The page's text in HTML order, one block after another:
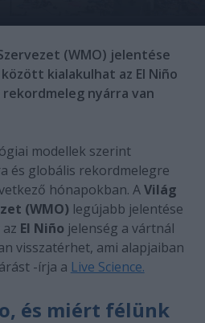
(WMO) jelentése
kialakulhat az El Niño
rekordmeleg nyárra van
modellek szerint
és globális rekordmelegre
hónapokban. AVilág
(WMO) legújabb jelentése
El Niño jelenség a vártnál
visszatérhet, ami alapjaiban
-írja a Live Science.
és miért félünk